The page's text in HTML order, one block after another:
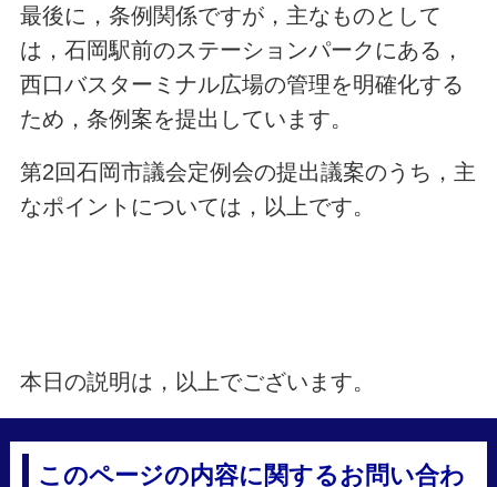
最後に，条例関係ですが，主なものとして
は，石岡駅前のステーションパークにある，
西口バスターミナル広場の管理を明確化する
ため，条例案を提出しています。
第2回石岡市議会定例会の提出議案のうち，主
なポイントについては，以上です。
本日の説明は，以上でございます。
このページの内容に関するお問い合わ